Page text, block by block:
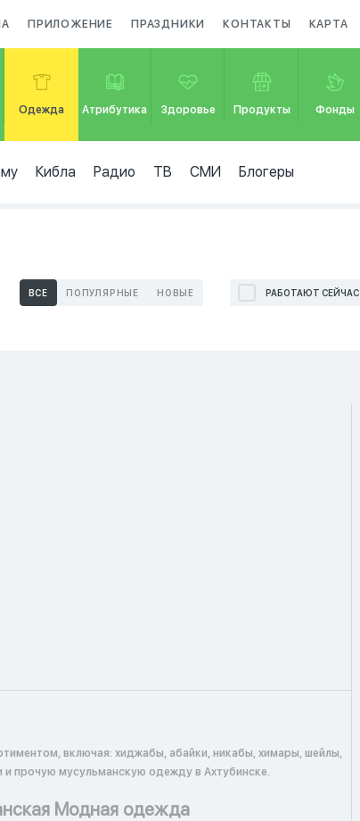
ПРИЛОЖЕНИЕ ПРАЗДНИКИ КОНТАКТЫ КАРТА
Одежда Атрибутика Здоровье Продукты Фонды
Кибла Радио ТВ СМИ Блогеры
ВСЕ ПОПУЛЯРНЫЕ НОВЫЕ РАБОТАЮТ СЕЙЧАС
включая: хиджабы, абайки, никабы, химары, шейлы,
и прочую мусульманскую одежду в Ахтубинске.
Модная одежда